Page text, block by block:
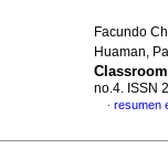
Facundo
Huaman,
no.4. ISSN
· resumen